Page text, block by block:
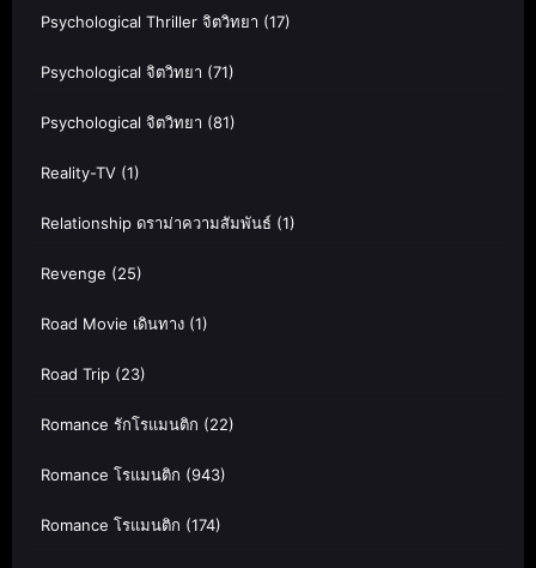
Psychological Thriller จิตวิทยา (17)
Psychological จิตวิทยา (71)
Psychological จิตวิทยา (81)
Reality-TV (1)
Relationship ดราม่าความสัมพันธ์ (1)
Revenge (25)
Road Movie เดินทาง (1)
Road Trip (23)
Romance รักโรแมนติก (22)
Romance โรแมนติก (943)
Romance โรแมนติก (174)